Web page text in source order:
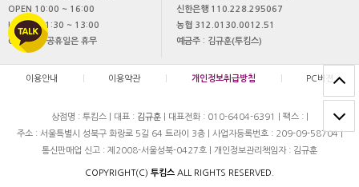
OPEN 10:00 ~ 16:00
LUNCH 11:30 ~ 13:00
OFF 토,일 공휴일은 휴무
신한은행 110.228.295067
농협 312.0130.0012.51
예금주 : 김규훈(투킴스)
이용안내 이용약관 개인정보취급방침 PC버젼
상점명 : 투킴스 대표 : 김규훈 대표전화 : 010-6404-6391 팩스 :
주소 : 서울특별시 성북구 화랑로 5길 64 트라이 3층
사업자등록번호 : 209-09-58704 |
통신판매업 신고 : 제2008-서울성북-0427호
개인정보관리책임자 : 김규훈
COPYRIGHT(C) 투킴스 ALL RIGHTS RESERVED.